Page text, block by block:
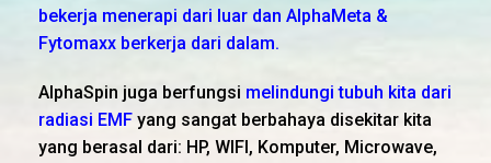
bekerja menerapi dari luar dan AlphaMeta &
Fytomaxx berkerja dari dalam.
AlphaSpin juga berfungsi melindungi tubuh kita dari
radiasi EMF yang sangat berbahaya disekitar kita
yang berasal dari: HP, WIFI, Komputer, Microwave,